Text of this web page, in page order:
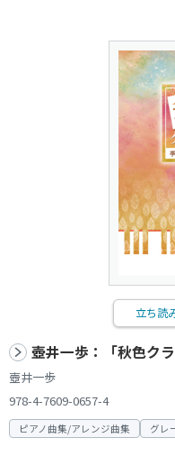
立ち読
壺井一歩：「秋色ク
壺井一歩
978-4-7609-0657-4
ピアノ曲集/アレンジ曲集 グレ